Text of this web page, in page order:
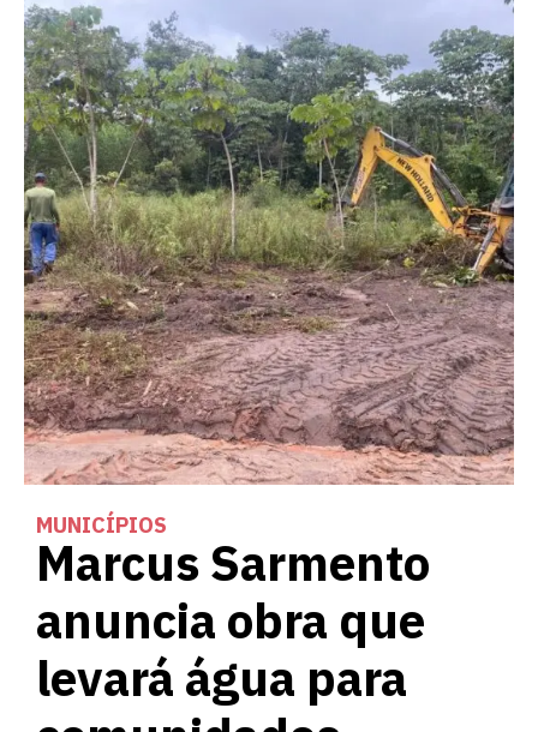
MUNICÍPIOS
Marcus Sarmento
anuncia obra que
levará água para